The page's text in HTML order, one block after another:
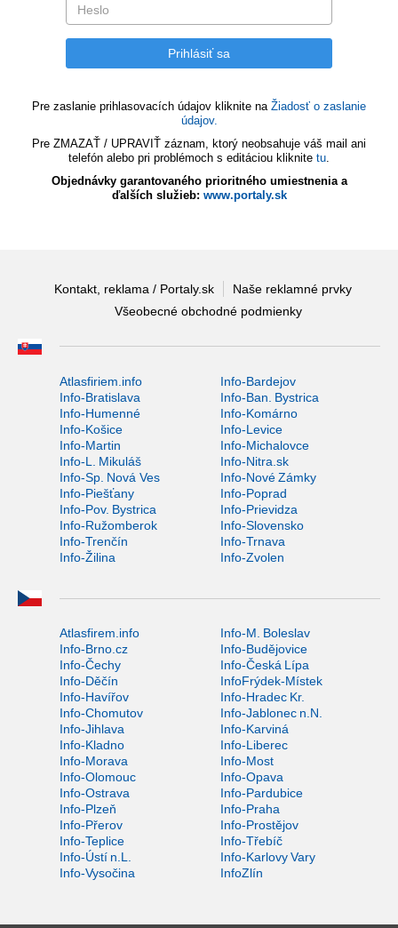
Pre zaslanie prihlasovacích údajov kliknite na Žiadosť o zaslanie
údajov.
Pre ZMAZAŤ / UPRAVIŤ záznam, ktorý neobsahuje váš mail ani
telefón alebo pri problémoch s editáciou kliknite tu.
Objednávky garantovaného prioritného umiestnenia a
ďalších služieb: www.portaly.sk
Kontakt, reklama / Portaly.sk
Naše reklamné prvky
Všeobecné obchodné podmienky
Atlasfiriem.info
Info-Bardejov
Info-Bratislava
Info-Ban. Bystrica
Info-Humenné
Info-Komárno
Info-Košice
Info-Levice
Info-Martin
Info-Michalovce
Info-L. Mikuláš
Info-Nitra.sk
Info-Sp. Nová Ves
Info-Nové Zámky
Info-Piešťany
Info-Poprad
Info-Pov. Bystrica
Info-Prievidza
Info-Ružomberok
Info-Slovensko
Info-Trenčín
Info-Trnava
Info-Žilina
Info-Zvolen
Atlasfirem.info
Info-M. Boleslav
Info-Brno.cz
Info-Budějovice
Info-Čechy
Info-Česká Lípa
Info-Děčín
InfoFrýdek-Místek
Info-Havířov
Info-Hradec Kr.
Info-Chomutov
Info-Jablonec n.N.
Info-Jihlava
Info-Karviná
Info-Kladno
Info-Liberec
Info-Morava
Info-Most
Info-Olomouc
Info-Opava
Info-Ostrava
Info-Pardubice
Info-Plzeň
Info-Praha
Info-Přerov
Info-Prostějov
Info-Teplice
Info-Třebíč
Info-Ústí n.L.
Info-Karlovy Vary
Info-Vysočina
InfoZlín